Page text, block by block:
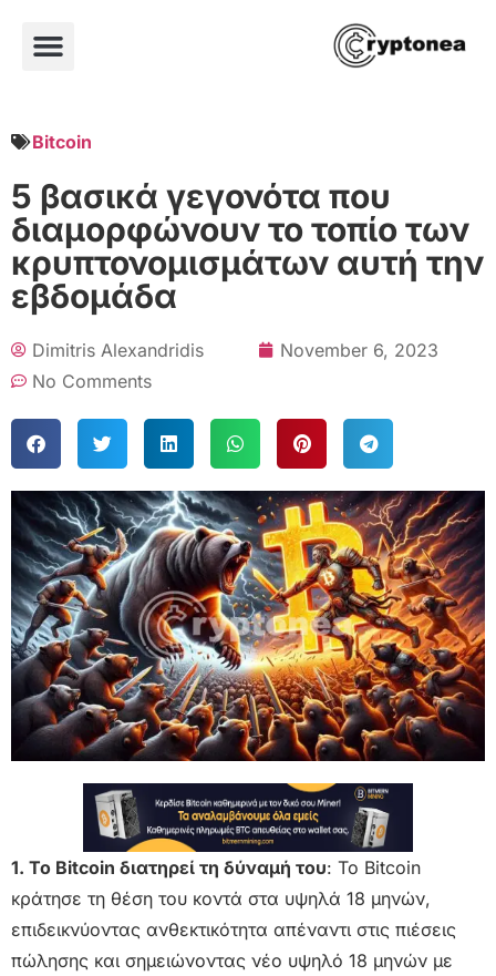
Bitcoin
5 βασικά γεγονότα που
διαμορφώνουν το τοπίο των
κρυπτονομισμάτων αυτή την
εβδομάδα
Dimitris Alexandridis
November 6, 2023
No Comments
1. Το Bitcoin διατηρεί τη δύναμή του: Το Bitcoin
κράτησε τη θέση του κοντά στα υψηλά 18 μηνών,
επιδεικνύοντας ανθεκτικότητα απέναντι στις πιέσεις
πώλησης και σημειώνοντας νέο υψηλό 18 μηνών με